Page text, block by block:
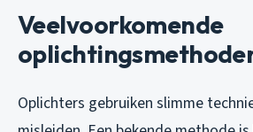
Veelvoorkomende
Oplichters gebruiken slimme